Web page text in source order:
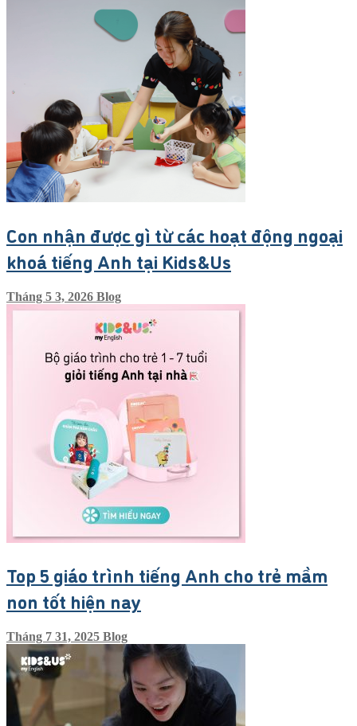
Con nhận được gì từ các hoạt động ngoại
khoá tiếng Anh tại Kids&Us
Tháng 5 3, 2026 Blog
Top 5 giáo trình tiếng Anh cho trẻ mầm
non tốt hiện nay
Tháng 7 31, 2025 Blog